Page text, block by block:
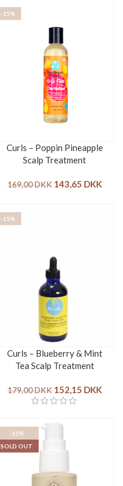
-15%
Curls – Poppin Pineapple
Scalp Treatment
169,00DKK 143,65 DKK
-15%
Curls – Blueberry & Mint
Tea Scalp Treatment
179,00DKK 152,15 DKK
-15%
SOLD OUT